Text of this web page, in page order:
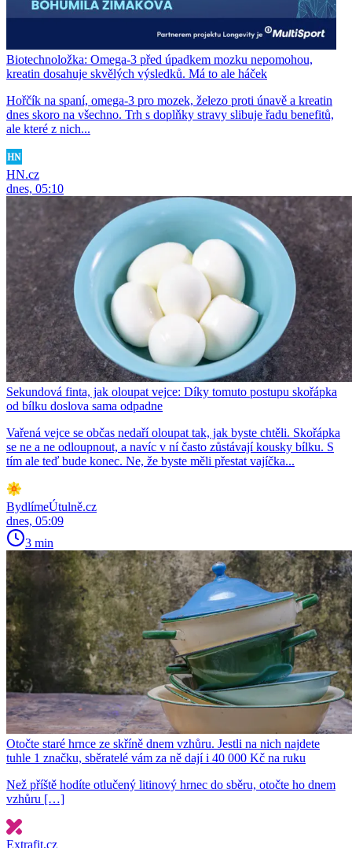
Biotechnoložka: Omega-3 před úpadkem mozku nepomohou,
kreatin dosahuje skvělých výsledků. Má to ale háček
Hořčík na spaní, omega-3 pro mozek, železo proti únavě a kreatin
dnes skoro na všechno. Trh s doplňky stravy slibuje řadu benefitů,
ale které z nich...
HN.cz
dnes, 05:10
Sekundová finta, jak oloupat vejce: Díky tomuto postupu skořápka
od bílku doslova sama odpadne
Vařená vejce se občas nedaří oloupat tak, jak byste chtěli. Skořápka
se ne a ne odloupnout, a navíc v ní často zůstávají kousky bílku. S
tím ale teď bude konec. Ne, že byste měli přestat vajíčka...
BydlímeÚtulně.cz
dnes, 05:09
3 min
Otočte staré hrnce ze skříně dnem vzhůru. Jestli na nich najdete
tuhle 1 značku, sběratelé vám za ně dají i 40 000 Kč na ruku
Než příště hodíte otlučený litinový hrnec do sběru, otočte ho dnem
vzhůru […]
Extrafit.cz